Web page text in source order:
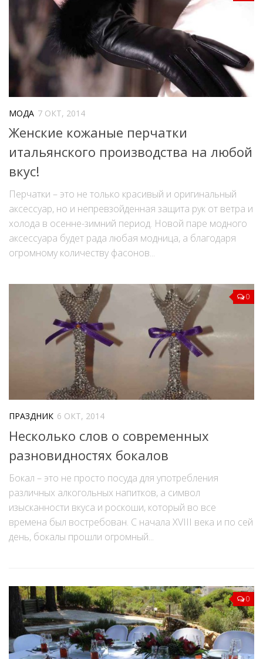
МОДА 7 ОКТ, 2014
Женские кожаные перчатки
итальянского производства на любой
вкус!
Перчатки – это не только красивый и оригинальный
аксессуар, но и непревзойденная защита рук от ветра и
холода в осенне-зимний период. Новой паре модного
аксессуара будет рада любая модница, а благодаря
огромному количеству фасонов...
0
ПРАЗДНИК 6 ОКТ, 2014
Несколько слов о современных
разновидностях бокалов
Бокал – это не просто посуда для употребления
различных алкогольных напитков, а символ
изысканности вкуса и роскоши, который во все
времена был востребован. С начала XVIII века и по сей
день, бокалы прошли огромный...
0